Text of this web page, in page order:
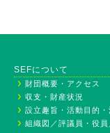
SEFについて
財団概要・アクセス
収支・財産状況
設立趣旨・活動目的・
組織図／評議員・役員